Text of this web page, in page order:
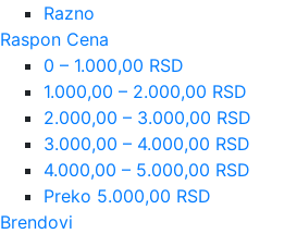
Razno
Raspon Cena
0 – 1.000,00 RSD
1.000,00 – 2.000,00 RSD
2.000,00 – 3.000,00 RSD
3.000,00 – 4.000,00 RSD
4.000,00 – 5.000,00 RSD
Preko 5.000,00 RSD
Brendovi